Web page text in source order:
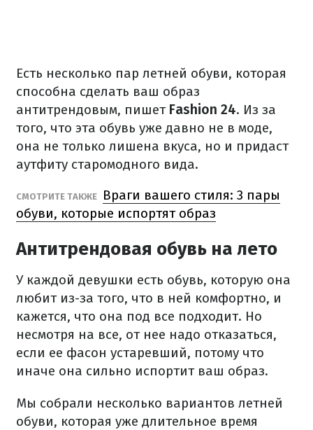
Есть несколько пар летней обуви, которая
способна сделать ваш образ
антитрендовым, пишет Fashion 24. Из за
того, что эта обувь уже давно не в моде,
она не только лишена вкуса, но и придаст
аутфиту старомодного вида.
СМОТРИТЕ ТАКЖЕ
Враги вашего стиля: 3 пары
обуви, которые испортят образ
Антитрендовая обувь на лето
У каждой девушки есть обувь, которую она
любит из-за того, что в ней комфортно, и
кажется, что она под все подходит. Но
несмотря на все, от нее надо отказаться,
если ее фасон устаревший, потому что
иначе она сильно испортит ваш образ.
Мы собрали несколько вариантов летней
обуви, которая уже длительное время